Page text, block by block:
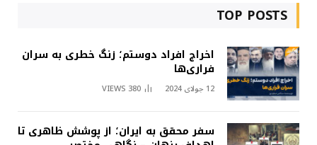
TOP POSTS
اخراج افراد دوستم؛ زنگ خطری به سران
فراری‌ها
12 جولای 2024 380
VIEWS
سفر محقق به ایران؛ از پوشش ظاهری تا